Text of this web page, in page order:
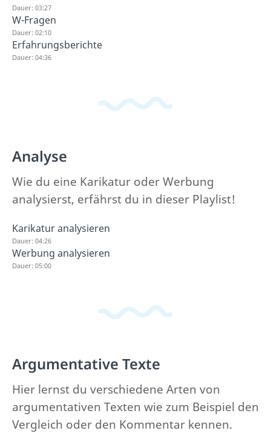
Dauer: 03:27
W-Fragen
Dauer: 02:10
Erfahrungsberichte
Dauer: 04:36
Analyse
Wie du eine Karikatur oder Werbung
analysierst, erfährst du in dieser Playlist!
Karikatur analysieren
Dauer: 04:26
Werbung analysieren
Dauer: 05:00
Argumentative Texte
Hier lernst du verschiedene Arten von
argumentativen Texten wie zum Beispiel den
Vergleich oder den Kommentar kennen.